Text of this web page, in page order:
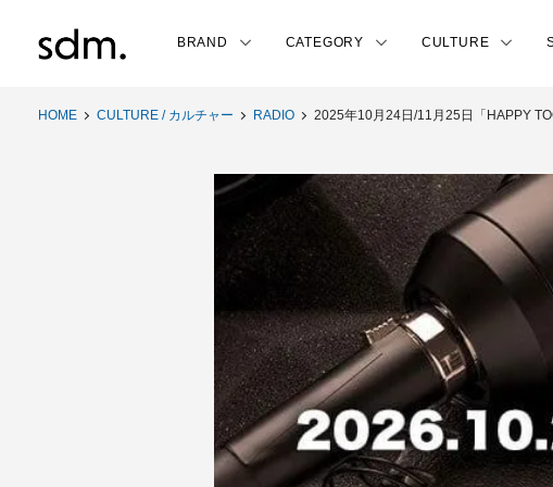
BRAND CATEGORY CULTURE
HOME CULTURE / カルチャー RADIO 2025年10月24日/11月25日「HAPPY